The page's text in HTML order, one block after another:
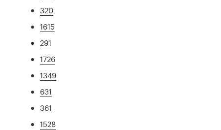
320
1615
291
1726
1349
631
361
1528